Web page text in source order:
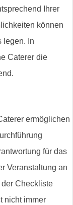
Ihrer
können
legen. In
Caterer die
ermöglichen
für das
Veranstaltung an
Checkliste
nicht immer